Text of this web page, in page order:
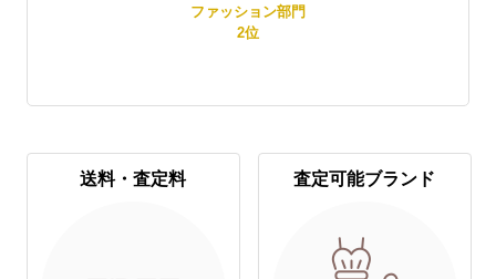
ファッション部門
2位
送料・査定料 査定可能ブランド